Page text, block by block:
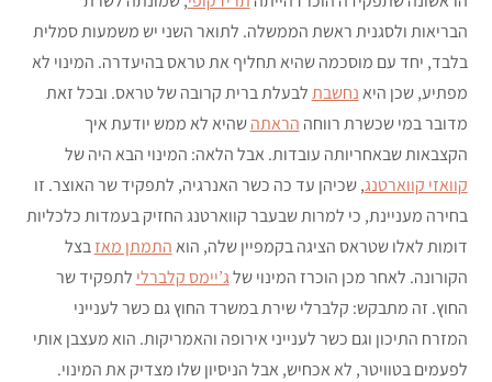
הבריאות ולסגנית ראשת הממשלה. לתואר השני יש משמעות סמלית
בלבד, יחד עם מוסכמה שהיא תחליף את טראס בהיעדרה. המינוי לא
מפתיע, שכן היאנחשבתלבעלת ברית קרובה של טראס. ובכל זאת
מדובר במי שכשרת רווחה הראתהשהיא לא ממש יודעת איך
הקצבאות שבאחריותה עובדות. אבל הלאה: המינוי הבא היה של
קוואזי קווארטנג, שכיהן עד כה כשר האנרגיה, לתפקיד שר האוצר. זו
בחירה מעניינת, כי למרות שבעבר קווארטנג החזיק בעמדות כלכליות
דומות לאלו שטראס הציגה בקמפיין שלה, הואהתמתן מאזבצל
הקורונה. לאחר מכן הוכרז המינוי שלג’יימס קלברלי לתפקיד שר
החוץ. זה מתבקש: קלברלי שירת במשרד החוץ גם כשר לענייני
המזרח התיכון וגם כשר לענייני אירופה והאמריקות. הוא מעצבן אותי
לפעמים בטוויטר, לא אכחיש, אבל הניסיון שלו מצדיק את המינוי.